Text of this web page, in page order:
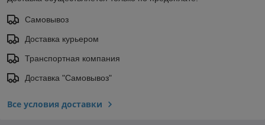
Самовывоз
Доставка курьером
Транспортная компания
Доставка "Самовывоз"
Все условия доставки